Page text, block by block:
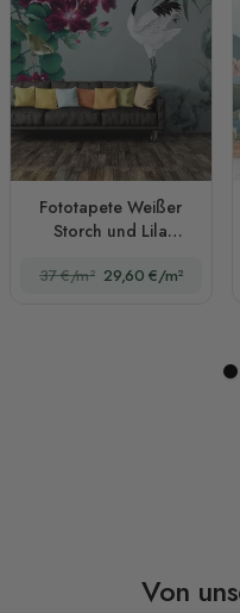
Fototapete Weißer
Storch und Lila
37 €/m² 29,60 €/m²
Von